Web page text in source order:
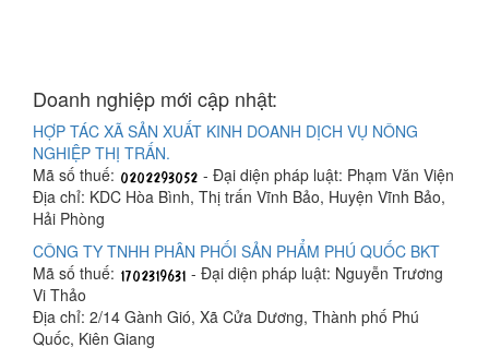
Doanh nghiệp mới cập nhật:
HỢP TÁC XÃ SẢN XUẤT KINH DOANH DỊCH VỤ NÔNG
NGHIỆP THỊ TRẤN.
Mã số thuế:
- Đại diện pháp luật: Phạm Văn Viện
Địa chỉ: KDC Hòa Bình, Thị trấn Vĩnh Bảo, Huyện Vĩnh Bảo,
Hải Phòng
CÔNG TY TNHH PHÂN PHỐI SẢN PHẨM PHÚ QUỐC BKT
Mã số thuế:
- Đại diện pháp luật: Nguyễn Trương
Vi Thảo
Địa chỉ: 2/14 Gành Gió, Xã Cửa Dương, Thành phố Phú
Quốc, Kiên Giang